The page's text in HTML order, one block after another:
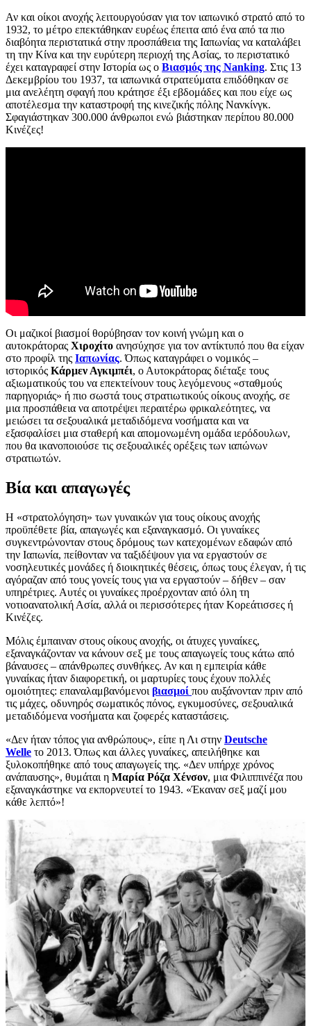
Αν και οίκοι ανοχής λειτουργούσαν για τον ιαπωνικό στρατό από το
1932, το μέτρο επεκτάθηκαν ευρέως έπειτα από ένα από τα πιο
διαβόητα περιστατικά στην προσπάθεια της Ιαπωνίας να καταλάβει
τη την Κίνα και την ευρύτερη περιοχή της Ασίας, το περιστατικό
έχει καταγραφεί στην Ιστορία ως ο Βιασμός της Nanking. Στις 13
Δεκεμβρίου του 1937, τα ιαπωνικά στρατεύματα επιδόθηκαν σε
μια ανελέητη σφαγή που κράτησε έξι εβδομάδες και που είχε ως
αποτέλεσμα την καταστροφή της κινεζικής πόλης Νανκίνγκ.
Σφαγιάστηκαν 300.000 άνθρωποι ενώ βιάστηκαν περίπου 80.000
Κινέζες!
Οι μαζικοί βιασμοί θορύβησαν τον κοινή γνώμη και ο
αυτοκράτορας Χιροχίτο ανησύχησε για τον αντίκτυπό που θα είχαν
στο προφίλ της Ιαπωνίας. Όπως καταγράφει ο νομικός –
ιστορικός Κάρμεν Αγκιμπέι, ο Αυτοκράτορας διέταξε τους
αξιωματικούς του να επεκτείνουν τους λεγόμενους «σταθμούς
παρηγοριάς» ή πιο σωστά τους στρατιωτικούς οίκους ανοχής, σε
μια προσπάθεια να αποτρέψει περαιτέρω φρικαλεότητες, να
μειώσει τα σεξουαλικά μεταδιδόμενα νοσήματα και να
εξασφαλίσει μια σταθερή και απομονωμένη ομάδα ιερόδουλων,
που θα ικανοποιούσε τις σεξουαλικές ορέξεις των ιαπώνων
στρατιωτών.
Βία και απαγωγές
Η «στρατολόγηση» των γυναικών για τους οίκους ανοχής
προϋπέθετε βία, απαγωγές και εξαναγκασμό. Οι γυναίκες
συγκεντρώνονταν στους δρόμους των κατεχομένων εδαφών από
την Ιαπωνία, πείθονταν να ταξιδέψουν για να εργαστούν σε
νοσηλευτικές μονάδες ή διοικητικές θέσεις, όπως τους έλεγαν, ή τις
αγόραζαν από τους γονείς τους για να εργαστούν – δήθεν – σαν
υπηρέτριες. Αυτές οι γυναίκες προέρχονταν από όλη τη
νοτιοανατολική Ασία, αλλά οι περισσότερες ήταν Κορεάτισσες ή
Κινέζες.
Μόλις έμπαιναν στους οίκους ανοχής, οι άτυχες γυναίκες,
εξαναγκάζονταν να κάνουν σεξ με τους απαγωγείς τους κάτω από
βάναυσες – απάνθρωπες συνθήκες. Αν και η εμπειρία κάθε
γυναίκας ήταν διαφορετική, οι μαρτυρίες τους έχουν πολλές
ομοιότητες: επαναλαμβανόμενοι βιασμοί που αυξάνονταν πριν από
τις μάχες, οδυνηρός σωματικός πόνος, εγκυμοσύνες, σεξουαλικά
μεταδιδόμενα νοσήματα και ζοφερές καταστάσεις.
«Δεν ήταν τόπος για ανθρώπους», είπε η Λι στην Deutsche
Welle το 2013. Όπως και άλλες γυναίκες, απειλήθηκε και
ξυλοκοπήθηκε από τους απαγωγείς της. «Δεν υπήρχε χρόνος
ανάπαυσης», θυμάται η Μαρία Ρόζα Χένσον, μια Φιλιππινέζα που
εξαναγκάστηκε να εκπορνευτεί το 1943. «Έκαναν σεξ μαζί μου
κάθε λεπτό»!